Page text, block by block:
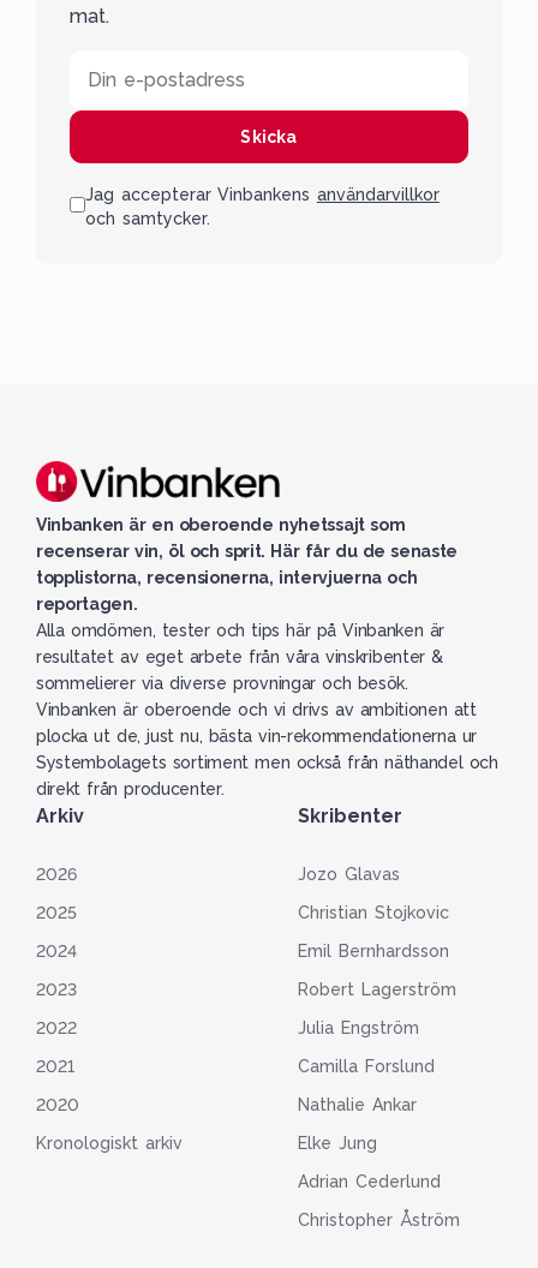
mat.
Din e-postadress
Skicka
Jag accepterar Vinbankens användarvillkor
och samtycker.
Vinbanken är en oberoende nyhetssajt som
recenserar vin, öl och sprit. Här får du de senaste
topplistorna, recensionerna, intervjuerna och
reportagen.
Alla omdömen, tester och tips här på Vinbanken är
resultatet av eget arbete från våra vinskribenter &
sommelierer via diverse provningar och besök.
Vinbanken är oberoende och vi drivs av ambitionen att
plocka ut de, just nu, bästa vin-rekommendationerna ur
Systembolagets sortiment men också från näthandel och
direkt från producenter.
Arkiv
2026
2025
2024
2023
2022
2021
2020
Kronologiskt arkiv
Skribenter
Jozo Glavas
Christian Stojkovic
Emil Bernhardsson
Robert Lagerström
Julia Engström
Camilla Forslund
Nathalie Ankar
Elke Jung
Adrian Cederlund
Christopher Åström